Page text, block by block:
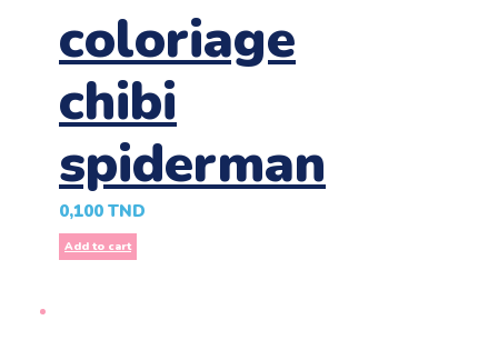
coloriage
chibi
spiderman
0,100 TND
Add to cart